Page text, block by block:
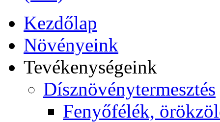
Kezdőlap
Növényeink
Tevékenységeink
Dísznövénytermesztés
Fenyőfélék,